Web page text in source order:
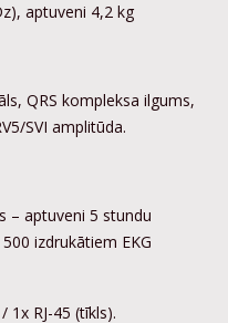
aptuveni 4,2 kg
QRS kompleksa ilgums,
SVI amplitūda.
– aptuveni 5 stundu
izdrukātiem EKG
1x RJ-45 (tīkls).